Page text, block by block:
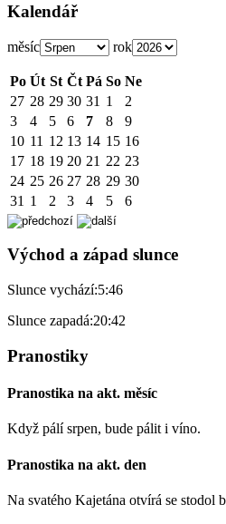
Kalendář
měsíc rok
Po Út St Čt Pá So Ne
27 28 29 30 31 1
2
3
4 5 6 7 8
9
10 11 12 13 14 15 16
17 18 19 20 21 22 23
24 25 26 27 28 29 30
31 1 2 3 4 5 6
Východ a západ slunce
Slunce vychází:5:46
Slunce zapadá:20:42
Pranostiky
Pranostika na akt. měsíc
Když pálí srpen, bude pálit i víno.
Pranostika na akt. den
Na svatého Kajetána otvírá se stodol